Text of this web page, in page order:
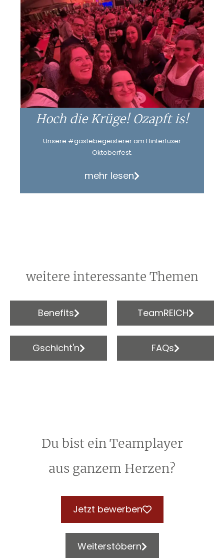
Hoch die Krüge! Ozapft is!
Unsere #gästebegeisterer am Hintertuxer
Oktoberfest.
mehr lesen
weitere interessante Themen
Benefits TeamREICH
Gschicht'n FAQs
Du bist ein Teamplayer
aus ganzem Herzen?
Jetzt bewerben
Weiterstöbern